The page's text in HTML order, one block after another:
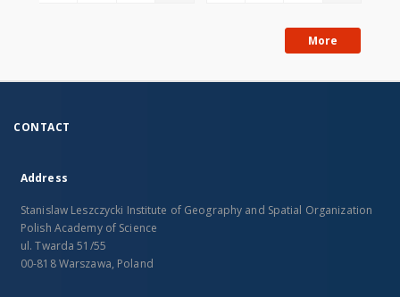
More
CONTACT
Address
Stanislaw Leszczycki Institute of Geography and Spatial Organization
Polish Academy of Science
ul. Twarda 51/55
00-818 Warszawa, Poland